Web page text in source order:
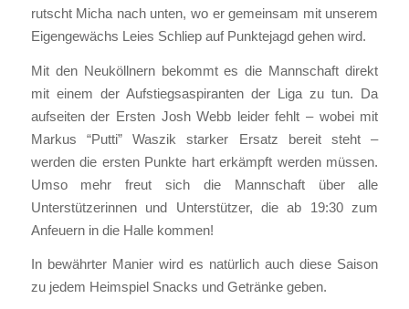
rutscht Micha nach unten, wo er gemeinsam mit unserem
Eigengewächs Leies Schliep auf Punktejagd gehen wird.
Mit den Neuköllnern bekommt es die Mannschaft direkt
mit einem der Aufstiegsaspiranten der Liga zu tun. Da
aufseiten der Ersten Josh Webb leider fehlt – wobei mit
Markus “Putti” Waszik starker Ersatz bereit steht –
werden die ersten Punkte hart erkämpft werden müssen.
Umso mehr freut sich die Mannschaft über alle
Unterstützerinnen und Unterstützer, die ab 19:30 zum
Anfeuern in die Halle kommen!
In bewährter Manier wird es natürlich auch diese Saison
zu jedem Heimspiel Snacks und Getränke geben.